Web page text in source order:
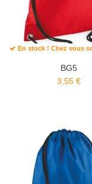
En stock ! Chez vous
BG5
3,55 €